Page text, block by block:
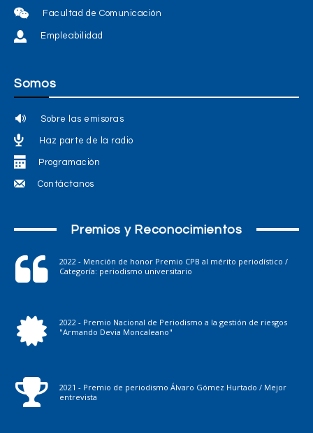
Facultad de Comunicación
Empleabilidad
Somos
Sobre las emisoras
Haz parte de la radio
Programación
Contáctanos
Premios y Reconocimientos
2022 - Mención de honor Premio CPB al mérito periodístico /
Categoría: periodismo universitario
2022 - Premio Nacional de Periodismo a la gestión de riesgos
"Armando Devia Moncaleano"
2021 - Premio de periodismo Álvaro Gómez Hurtado / Mejor
entrevista